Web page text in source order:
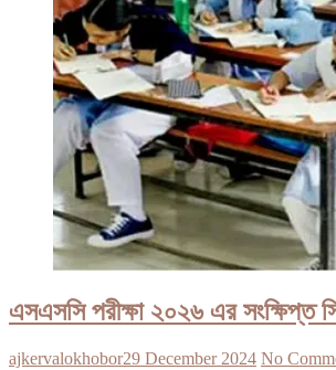
এসএসসি পরীক্ষা ২০২৬ এর সংক্ষিপ্ত
ajkervalokhobor29 December 2024 No